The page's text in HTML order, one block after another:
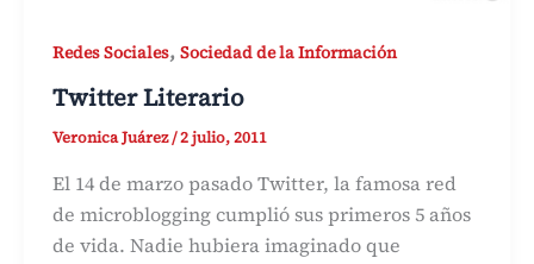
Redes Sociales, Sociedad de la Información
Twitter Literario
Veronica Juárez/2 julio, 2011
El 14 de marzo pasado Twitter, la famosa red
de microblogging cumplió sus primeros 5 años
de vida. Nadie hubiera imaginado que